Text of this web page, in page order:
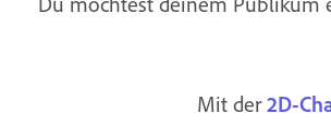
Mit der2D-